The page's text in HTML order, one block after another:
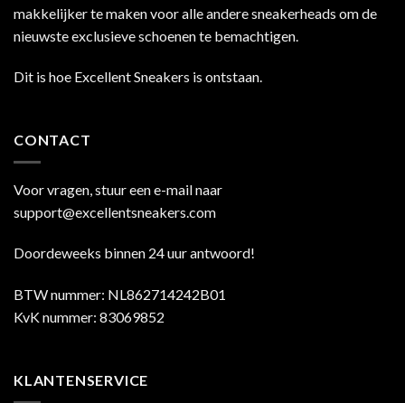
makkelijker te maken voor alle andere sneakerheads om de
nieuwste exclusieve schoenen te bemachtigen.
Dit is hoe Excellent Sneakers is ontstaan.
CONTACT
Voor vragen, stuur een e-mail naar
support@excellentsneakers.com
Doordeweeks binnen 24 uur antwoord!
BTW nummer: NL862714242B01
KvK nummer: 83069852
KLANTENSERVICE